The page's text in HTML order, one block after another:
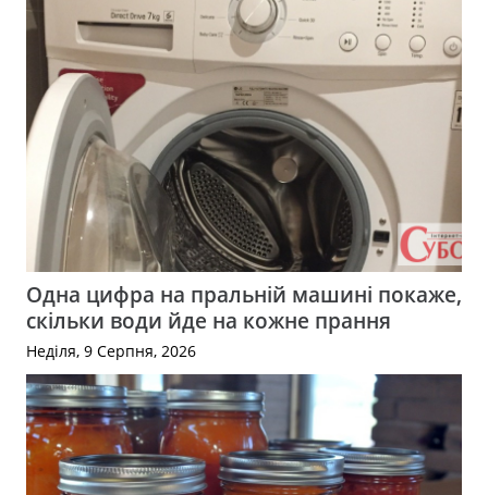
Одна цифра на пральній машині покаже,
скільки води йде на кожне прання
Неділя, 9 Серпня, 2026